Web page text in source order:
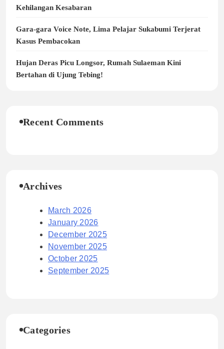
Kehilangan Kesabaran
Gara-gara Voice Note, Lima Pelajar Sukabumi Terjerat
Kasus Pembacokan
Hujan Deras Picu Longsor, Rumah Sulaeman Kini
Bertahan di Ujung Tebing!
Recent Comments
Archives
March 2026
January 2026
December 2025
November 2025
October 2025
September 2025
Categories